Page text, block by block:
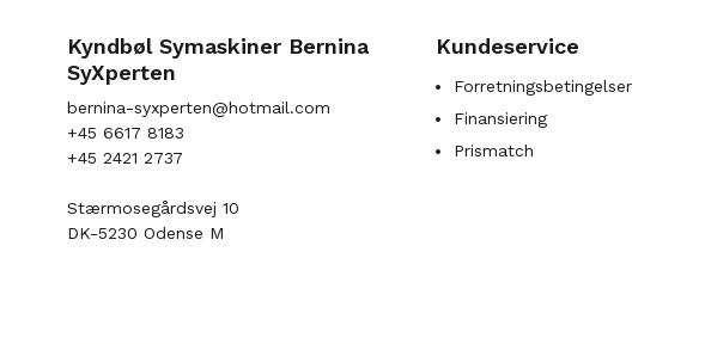
Kyndbøl Symaskiner Bernina
SyXperten
bernina-syxperten@hotmail.com
+45 6617 8183
+45 2421 2737
Stærmosegårdsvej 10
DK-5230 Odense M
Kundeservice
Forretningsbetingelser
Finansiering
Prismatch